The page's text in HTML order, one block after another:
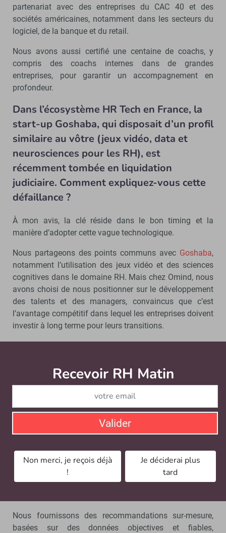
partenariat avec des entreprises du CAC 40 et des
sociétés américaines, notamment dans les secteurs du
logiciel, de la banque et du retail.
Nous avons aussi certifié une centaine de coachs, y
compris des coachs internes dans de grandes
entreprises, pour garantir un accompagnement en
profondeur.
Dans l’écosystème HR Tech en France, la
start-up Goshaba, qui disposait d’un profil
similaire au vôtre (jeux vidéo, data et
neurosciences pour les RH), est
récemment tombée en liquidation
judiciaire. Comment expliquez-vous cette
défaillance ?
À mon avis, la clé réside dans le bon timing et la
manière d’adopter cette vague technologique.
Nous partageons des points communs avec Goshaba,
notamment l’utilisation des jeux vidéo et des sciences
cognitives dans le domaine RH. Mais chez Omind, nous
avons choisi de nous positionner sur le développement
des talents et des managers, convaincus que c’est
l’avantage compétitif dans lequel les entreprises doivent
investir à long terme pour leurs transitions.
apportent un gros plus : aider chacune et chacun à
mieux prendre en main ses potentiels en connaissant
mieux ses modes de fonctionnement.
Omind s’est aussi différencié en investissant
massivement dans deux domaines clés :
de développement en fonction des besoins
spécifiques de chaque talent,
l’accompagnement par des coachs experts formés et
Nous fournissons des recommandations sur-mesure,
basées sur des données objectives et fiables,
Recevoir RH Matin
Valider
Non merci, je reçois déjà
!
Je déciderai plus
tard